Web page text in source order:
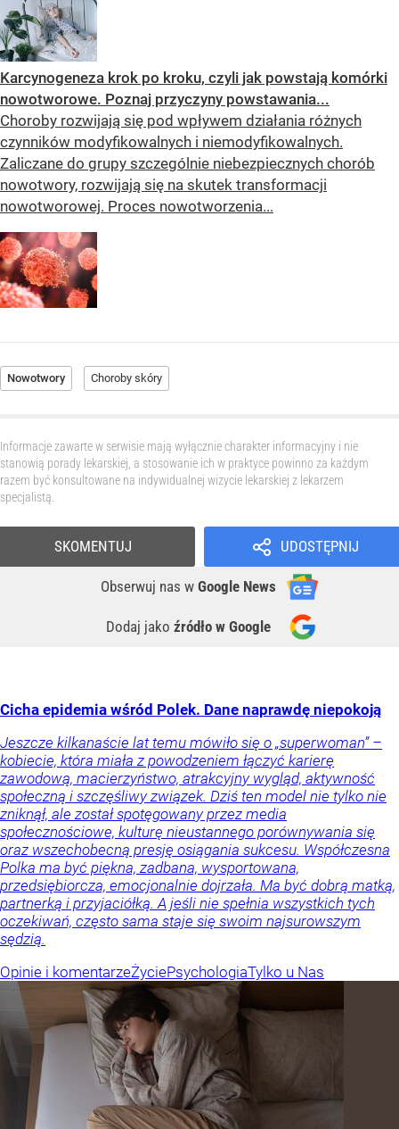
Karcynogeneza krok po kroku, czyli jak powstają komórki
nowotworowe. Poznaj przyczyny powstawania...
Choroby rozwijają się pod wpływem działania różnych
czynników modyfikowalnych i niemodyfikowalnych.
Zaliczane do grupy szczególnie niebezpiecznych chorób
nowotwory, rozwijają się na skutek transformacji
nowotworowej. Proces nowotworzenia...
Nowotwory Choroby skóry
Informacje zawarte w serwisie mają wyłącznie charakter informacyjny i nie
stanowią porady lekarskiej, a stosowanie ich w praktyce powinno za każdym
razem być konsultowane na indywidualnej wizycie lekarskiej z lekarzem
specjalistą.
UDOSTĘPNIJ
Obserwuj nas w Google News
Dodaj jako źródło w Google
SKOMENTUJ
Cicha epidemia wśród Polek. Dane naprawdę niepokoją
Jeszcze kilkanaście lat temu mówiło się o „superwoman” –
kobiecie, która miała z powodzeniem łączyć karierę
zawodową, macierzyństwo, atrakcyjny wygląd, aktywność
społeczną i szczęśliwy związek. Dziś ten model nie tylko nie
zniknął, ale został spotęgowany przez media
społecznościowe, kulturę nieustannego porównywania się
oraz wszechobecną presję osiągania sukcesu. Współczesna
Polka ma być piękna, zadbana, wysportowana,
przedsiębiorcza, emocjonalnie dojrzała. Ma być dobrą matką,
partnerką i przyjaciółką. A jeśli nie spełnia wszystkich tych
oczekiwań, często sama staje się swoim najsurowszym
sędzią.
Opinie i komentarzeŻyciePsychologiaTylko u Nas